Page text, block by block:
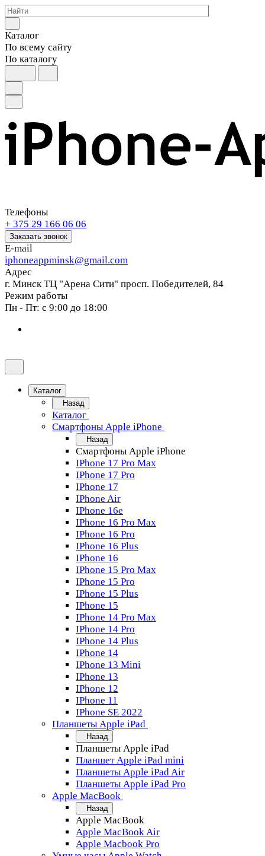
Каталог
По всему сайту
По каталогу
Телефоны
+ 375 29 166 06 06
Заказать звонок
E-mail
iphoneappminsk@gmail.com
Адрес
г. Минск ТЦ "Арена Сити" просп. Победителей, 84
Режим работы
Пн - Пт: с 9:00 до 18:00
Каталог
Назад
Каталог
Смартфоны Apple iPhone
Назад
Смартфоны Apple iPhone
IPhone 17 Pro Max
IPhone 17 Pro
IPhone 17
IPhone Air
IPhone 16e
IPhone 16 Pro Max
IPhone 16 Pro
IPhone 16 Plus
IPhone 16
IPhone 15 Pro Max
IPhone 15 Pro
IPhone 15 Plus
IPhone 15
IPhone 14 Pro Max
IPhone 14 Pro
IPhone 14 Plus
IPhone 14
IPhone 13 Mini
IPhone 13
IPhone 12
IPhone 11
IPhone SE 2022
Планшеты Apple iPad
Назад
Планшеты Apple iPad
Планшет Apple iPad mini
Планшеты Apple iPad Air
Планшеты Apple iPad Pro
Apple MacBook
Назад
Apple MacBook
Apple MacBook Air
Apple Macbook Pro